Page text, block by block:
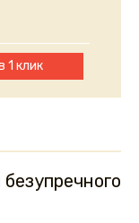
1 клик